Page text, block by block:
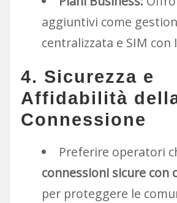
aggiuntivi come
centralizzata e SIM con
4. Sicurezza e
Affidabilità
Connessione
Preferire operatori
connessioni sicure con
per proteggere le